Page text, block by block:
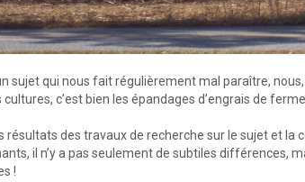
sujet qui nous fait régulièrement mal paraître,
c’est bien les épandages d’engrais de ferme
résultats des travaux de recherche sur le sujet et
il n’y a pas seulement de subtiles différences,
!